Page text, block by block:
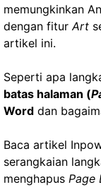
memungkinkan
dengan fiturArt
artikel ini.
Seperti apa
batas halaman (
Word dan
Baca artikel
serangkaian
menghapus Page